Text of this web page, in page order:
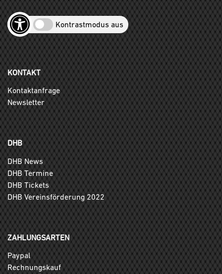
Kontrastmodus aus
KONTAKT
Kontaktanfrage
Newsletter
DHB
DHB News
DHB Termine
DHB Tickets
DHB Vereinsförderung 2022
ZAHLUNGSARTEN
Paypal
Rechnungskauf